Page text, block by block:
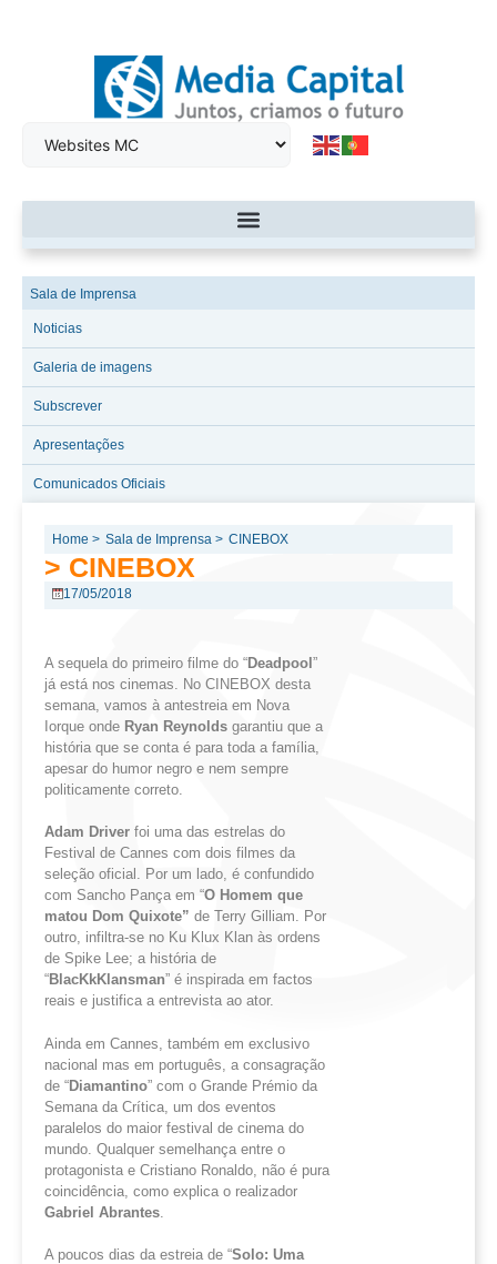
Sala de Imprensa
Noticias
Galeria de imagens
Subscrever
Apresentações
Comunicados Oficiais
Home > Sala de Imprensa > CINEBOX
> CINEBOX
17/05/2018
A sequela do primeiro filme do “Deadpool”
já está nos cinemas. No CINEBOX desta
semana, vamos à antestreia em Nova
Iorque onde Ryan Reynolds garantiu que a
história que se conta é para toda a família,
apesar do humor negro e nem sempre
politicamente correto.
Adam Driver foi uma das estrelas do
Festival de Cannes com dois filmes da
seleção oficial. Por um lado, é confundido
com Sancho Pança em “O Homem que
matou Dom Quixote” de Terry Gilliam. Por
outro, infiltra-se no Ku Klux Klan às ordens
de Spike Lee; a história de
“BlacKkKlansman” é inspirada em factos
reais e justifica a entrevista ao ator.
Ainda em Cannes, também em exclusivo
nacional mas em português, a consagração
de “Diamantino” com o Grande Prémio da
Semana da Crítica, um dos eventos
paralelos do maior festival de cinema do
mundo. Qualquer semelhança entre o
protagonista e Cristiano Ronaldo, não é pura
coincidência, como explica o realizador
Gabriel Abrantes
A poucos dias da estreia de “Solo: Uma